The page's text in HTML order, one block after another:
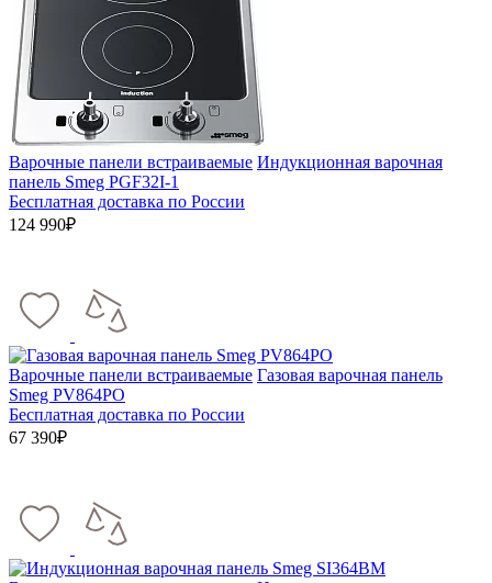
Варочные панели встраиваемые Индукционная варочная
панель Smeg PGF32I-1
Бесплатная доставка по России
124 990₽
Варочные панели встраиваемые Газовая варочная панель
Smeg PV864PO
Бесплатная доставка по России
67 390₽